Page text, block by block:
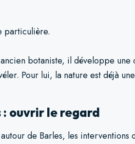
particulière.
botaniste, il développe une
Pour lui, la nature est déjà
: ouvrir le regard
de Barles, les interventions